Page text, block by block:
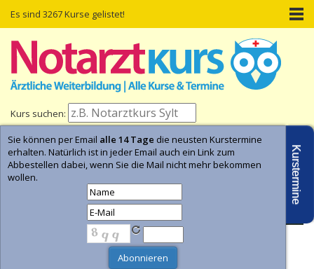
Es sind 3267 Kurse gelistet!
Kurs suchen:
Home Kurs-Termine Kurs-Suche
Kurs Leitender Notarzt - Kurstermine
Kurstermine
Sie können per Email alle 14 Tage die neusten Kurstermine
erhalten. Natürlich ist in jeder Email auch ein Link zum
Abbestellen dabei, wenn Sie die Mail nicht mehr bekommen
wollen.